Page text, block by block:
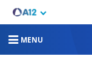
MENU